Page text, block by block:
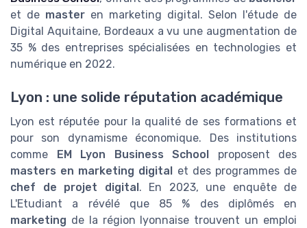
et de master en marketing digital. Selon l'étude de
Digital Aquitaine, Bordeaux a vu une augmentation de
35 % des entreprises spécialisées en technologies et
numérique en 2022.
Lyon : une solide réputation académique
Lyon est réputée pour la qualité de ses formations et
pour son dynamisme économique. Des institutions
comme EM Lyon Business School proposent des
masters en marketing digital et des programmes de
chef de projet digital. En 2023, une enquête de
L'Etudiant a révélé que 85 % des diplômés en
marketing de la région lyonnaise trouvent un emploi